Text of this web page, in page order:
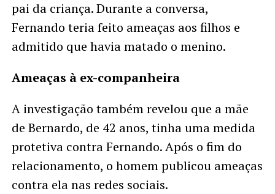
pai da criança. Durante a conversa,
Fernando teria feito ameaças aos filhos e
admitido que havia matado o menino.
Ameaças à ex-companheira
A investigação também revelou que a mãe
de Bernardo, de 42 anos, tinha uma medida
protetiva contra Fernando. Após o fim do
relacionamento, o homem publicou ameaças
contra ela nas redes sociais.